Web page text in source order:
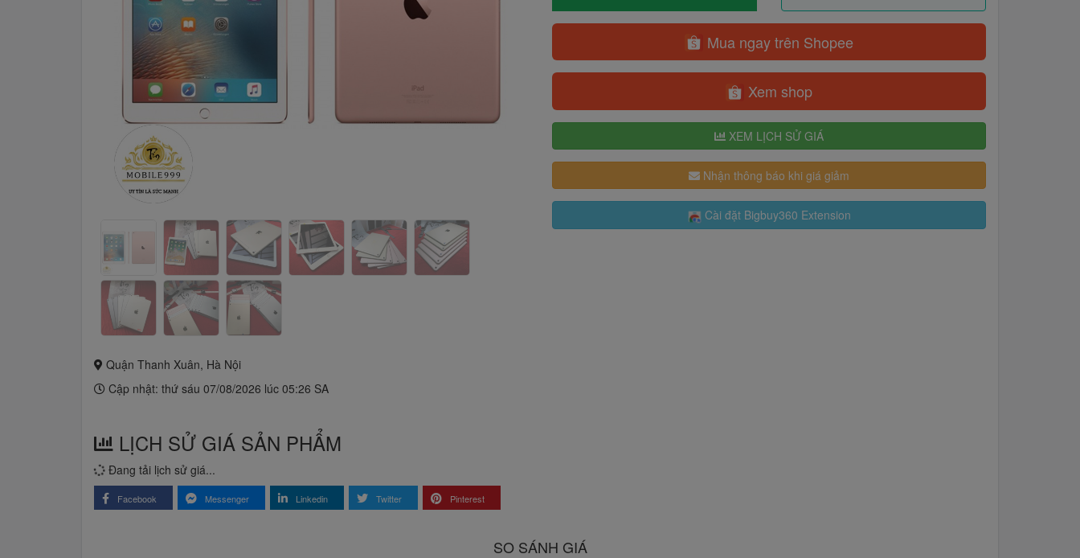
Mua ngay trên Shopee
Xem shop
XEM LỊCH SỬ GIÁ
Nhận thông báo khi giá giảm
Cài đặt Bigbuy360 Extension
Quận Thanh Xuân, Hà Nội
Cập nhật: thứ sáu 07/08/2026 lúc 05:26 SA
LỊCH SỬ GIÁ SẢN PHẨM
Đang tải lịch sử giá...
Facebook Messenger Linkedin Twitter Pinterest
SO SÁNH GIÁ